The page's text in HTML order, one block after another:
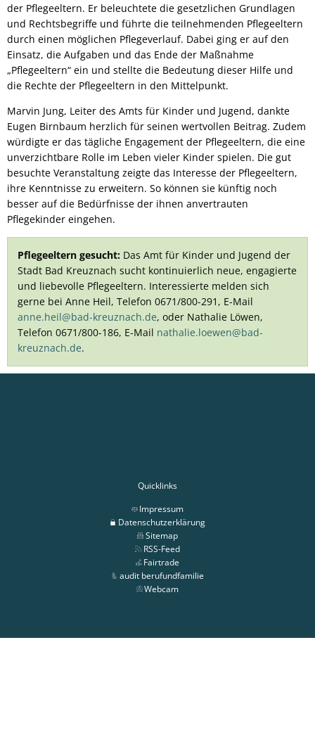
der Pflegeeltern. Er beleuchtete die gesetzlichen Grundlagen
und Rechtsbegriffe und führte die teilnehmenden Pflegeeltern
durch einen möglichen Pflegeverlauf. Dabei ging er auf den
Einsatz, die Aufgaben und das Ende der Maßnahme
„Pflegeeltern“ ein und stellte die Bedeutung dieser Hilfe und
die Rechte der Pflegeeltern in den Mittelpunkt.
Marvin Jung, Leiter des Amts für Kinder und Jugend, dankte
Eugen Birnbaum herzlich für seinen wertvollen Beitrag. Zudem
würdigte er das tägliche Engagement der Pflegeeltern, die eine
unverzichtbare Rolle im Leben vieler Kinder spielen. Die gut
besuchte Veranstaltung zeigte das Interesse der Pflegeeltern,
ihre Kenntnisse zu erweitern. So können sie künftig noch
besser auf die Bedürfnisse der ihnen anvertrauten
Pflegekinder eingehen.
Pflegeeltern gesucht: Das Amt für Kinder und Jugend der
Stadt Bad Kreuznach sucht kontinuierlich neue, engagierte
und liebevolle Pflegeeltern. Interessierte melden sich
gerne bei Anne Heil, Telefon 0671/800-291, E-Mail
anne.heil@bad-kreuznach.de, oder Nathalie Löwen,
Telefon 0671/800-186, E-Mail nathalie.loewen@bad-
kreuznach.de.
Quicklinks
Impressum
Datenschutzerklärung
Sitemap
RSS-Feed
Fairtrade
audit berufundfamilie
Webcam